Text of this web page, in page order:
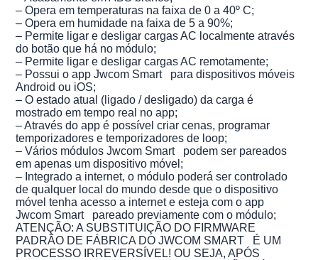
– Opera em temperaturas na faixa de 0 a 40º C;
– Opera em humidade na faixa de 5 a 90%;
– Permite ligar e desligar cargas AC localmente através
do botão que há no módulo;
– Permite ligar e desligar cargas AC remotamente;
– Possui o app Jwcom Smart para dispositivos móveis
Android ou iOS;
– O estado atual (ligado / desligado) da carga é
mostrado em tempo real no app;
– Através do app é possível criar cenas, programar
temporizadores e temporizadores de loop;
– Vários módulos Jwcom Smart podem ser pareados
em apenas um dispositivo móvel;
– Integrado a internet, o módulo poderá ser controlado
de qualquer local do mundo desde que o dispositivo
móvel tenha acesso a internet e esteja com o app
Jwcom Smart pareado previamente com o módulo;
ATENÇÃO: A SUBSTITUIÇÃO DO FIRMWARE
PADRÃO DE FÁBRICA DO JWCOM SMART É UM
PROCESSO IRREVERSÍVEL! OU SEJA, APÓS